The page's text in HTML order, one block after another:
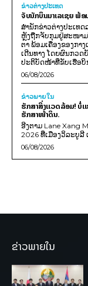
ຂ່າວຕ່າງປະເທດ
ຈັບນັກບິນມາເລເຊຍ ພ້ອ
ສຳນັກຂ່າວຕ່າງປະເທ
ຫຼັງຖືກຈັບກຸມຢູ່ສະໜາມ
ຕາ ພ້ອມເຄື່ອງຂອງກາ
ເດີນທາງ ໂດຍຜົນກວດ
ປະຕິບັດໜ້າທີ່ຂັບເຮືອບິນ
06/08/2026
ຂ່າວພາຍ​ໃນ
ຮັກສາສິ່ງແວດລ້ອມ!
ຮັກສາໜ້າດິນ.
ອີງຕາມ Lane Xang
2026 ທີ່ເມືອງວິລະບູລີ
06/08/2026
ຂ່າວພາຍໃນ